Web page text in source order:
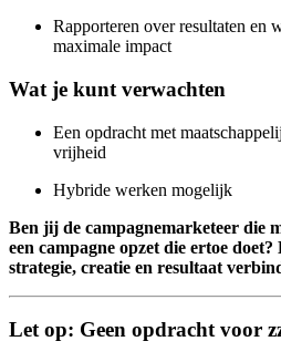
Rapporteren over resultaten en
maximale impact
Wat je kunt verwachten
Een opdracht met
vrijheid
Hybride werken mogelijk
Ben jij de campagnemarketeer die
een campagne opzet die ertoe
strategie, creatie en resultaat
Let op: Geen opdracht voor